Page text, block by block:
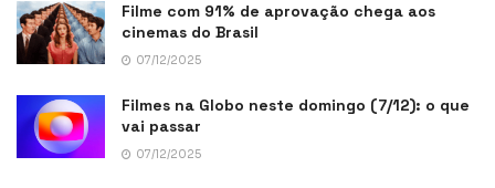
Filme com 91% de aprovação chega aos
cinemas do Brasil
07/12/2025
Filmes na Globo neste domingo (7/12): o que
vai passar
07/12/2025